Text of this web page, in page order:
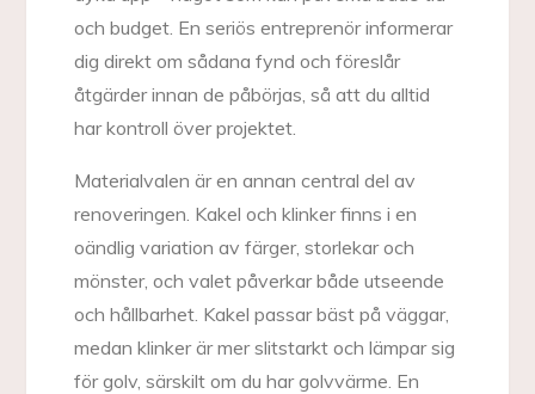
och budget. En seriös entreprenör informerar
dig direkt om sådana fynd och föreslår
åtgärder innan de påbörjas, så att du alltid
har kontroll över projektet.
Materialvalen är en annan central del av
renoveringen. Kakel och klinker finns i en
oändlig variation av färger, storlekar och
mönster, och valet påverkar både utseende
och hållbarhet. Kakel passar bäst på väggar,
medan klinker är mer slitstarkt och lämpar sig
för golv, särskilt om du har golvvärme. En